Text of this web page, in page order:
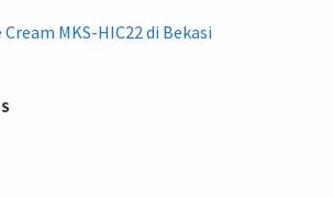
MKS-HIC22 di Bekasi